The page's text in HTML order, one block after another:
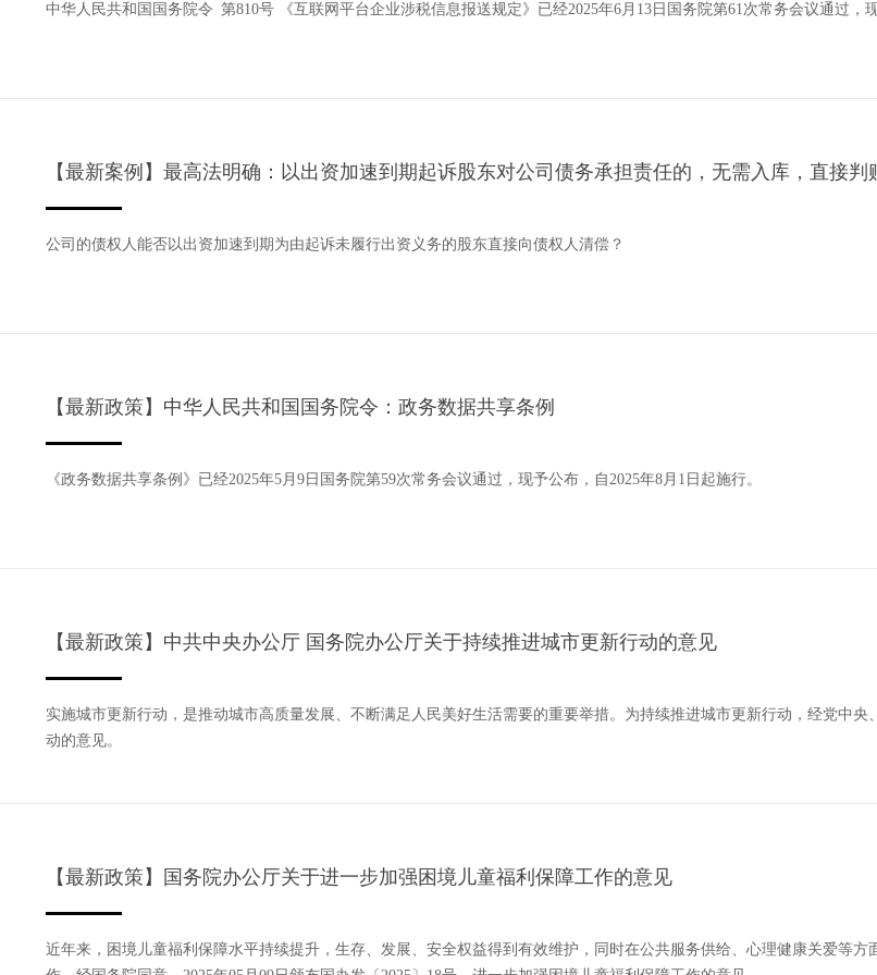
中华人民共和国国务院令 第810号 《互联网平台企业涉税信息报送规定》已经2025年6月13日国务院第61次常务会议通过，
【最新案例】最高法明确：以出资加速到期起诉股东对公司债务承担责任的，无需入库，直接判
公司的债权人能否以出资加速到期为由起诉未履行出资义务的股东直接向债权人清偿？
【最新政策】中华人民共和国国务院令：政务数据共享条例
《政务数据共享条例》已经2025年5月9日国务院第59次常务会议通过，现予公布，自2025年8月1日起施行。
【最新政策】中共中央办公厅 国务院办公厅关于持续推进城市更新行动的意见
实施城市更新行动，是推动城市高质量发展、不断满足人民美好生活需要的重要举措。为持续推进城市更新行动，经党中
动的意见。
【最新政策】国务院办公厅关于进一步加强困境儿童福利保障工作的意见
近年来，困境儿童福利保障水平持续提升，生存、发展、安全权益得到有效维护，同时在公共服务供给、心理健康关爱等